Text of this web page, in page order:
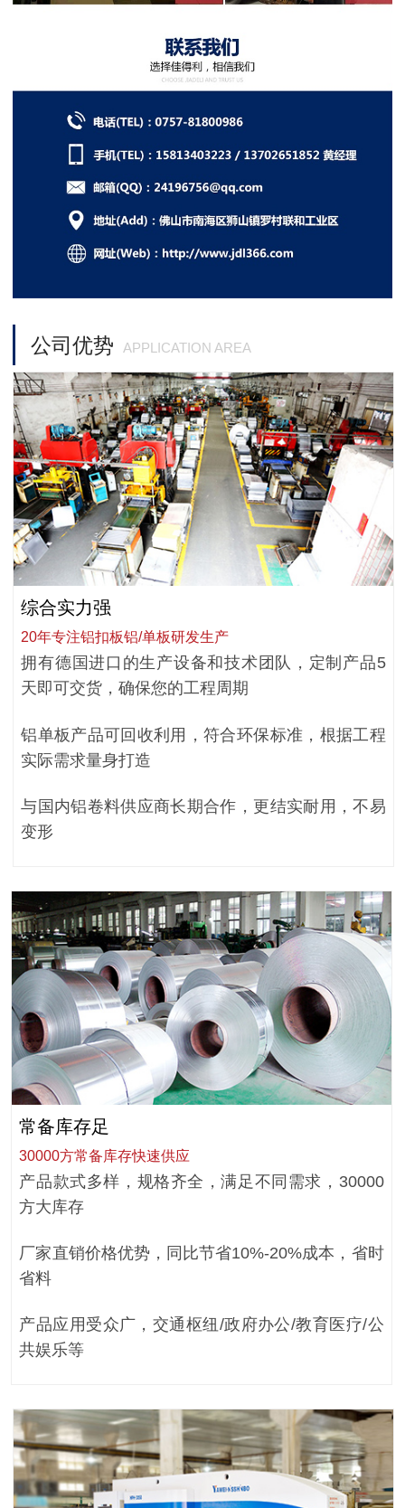
公司优势 APPLICATION AREA
综合实力强
20年专注铝扣板铝/单板研发生产
拥有德国进口的生产设备和技术团队，定制产品5
天即可交货，确保您的工程周期
铝单板产品可回收利用，符合环保标准，根据工程
实际需求量身打造
与国内铝卷料供应商长期合作，更结实耐用，不易
变形
常备库存足
30000方常备库存快速供应
产品款式多样，规格齐全，满足不同需求，30000
方大库存
厂家直销价格优势，同比节省10%-20%成本，省时
省料
产品应用受众广，交通枢纽/政府办公/教育医疗/公
共娱乐等